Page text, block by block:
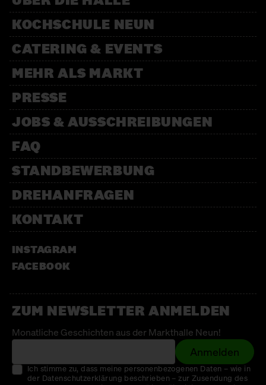
KOCHSCHULE NEUN
CATERING & EVENTS
MEHR ALS MARKT
PRESSE
JOBS & AUSSCHREIBUNGEN
FAQ
STANDBEWERBUNG
DREHANFRAGEN
KONTAKT
INSTAGRAM
FACEBOOK
ZUM NEWSLETTER ANMELDEN
Monatliche Geschichten aus der Markthalle Neun!
Anmelden
Ich stimme zu, dass meine personenbezogenen Daten – wie in
der Datenschutzerklärung beschrieben – zur Zusendung des